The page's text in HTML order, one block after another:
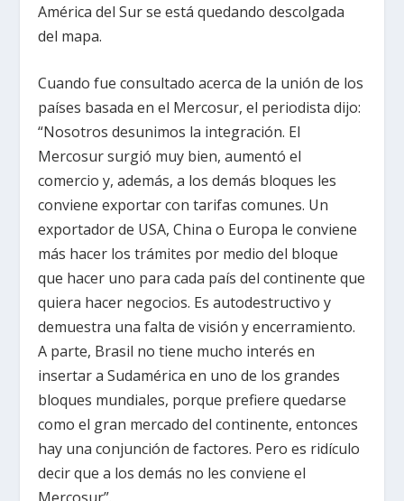
América del Sur se está quedando descolgada
del mapa.
Cuando fue consultado acerca de la unión de los
países basada en el Mercosur, el periodista dijo:
“Nosotros desunimos la integración. El
Mercosur surgió muy bien, aumentó el
comercio y, además, a los demás bloques les
conviene exportar con tarifas comunes. Un
exportador de USA, China o Europa le conviene
más hacer los trámites por medio del bloque
que hacer uno para cada país del continente que
quiera hacer negocios. Es autodestructivo y
demuestra una falta de visión y encerramiento.
A parte, Brasil no tiene mucho interés en
insertar a Sudamérica en uno de los grandes
bloques mundiales, porque prefiere quedarse
como el gran mercado del continente, entonces
hay una conjunción de factores. Pero es ridículo
decir que a los demás no les conviene el